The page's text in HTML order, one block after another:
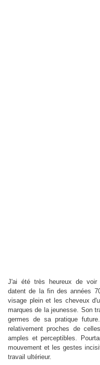
J'ai été très heureux de voir
datent de la fin des années
visage plein et les cheveux
marques de la jeunesse. Son
germes de sa pratique
relativement proches de
amples et perceptibles.
mouvement et les gestes
travail ultérieur.